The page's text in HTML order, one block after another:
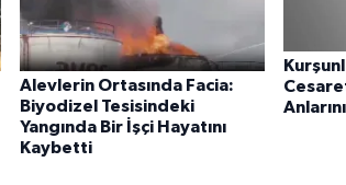
Alevlerin Ortasında Facia:
Biyodizel Tesisindeki
Yangında Bir İşçi Hayatını
Kaybetti